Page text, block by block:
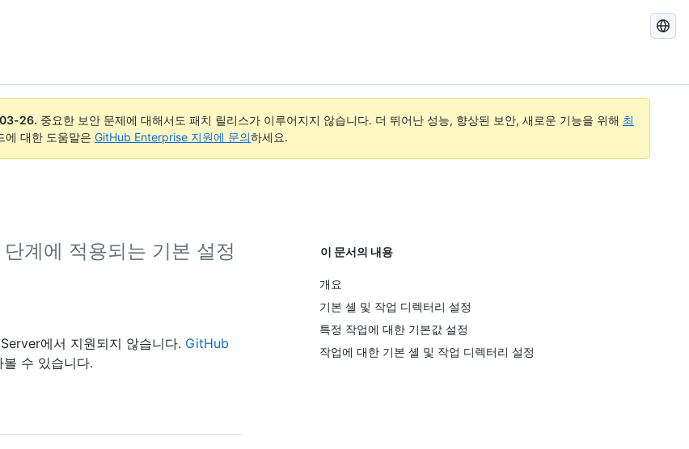
GitHub
색
26. 중요한 보안 문제에 대해서도 패치 릴리스가 이루어지지 않습니다. 더 뛰어난 성능, 향상된 보안, 새로운 기능을 위해 최
에 대한 도움말은 GitHub Enterprise 지원에 문의하세요.
계에 적용되는 기본 설정
이 문서의 내용
개요
기본 셸 및 작업 디렉터리 설정
특정 작업에 대한 기본값 설정
작업에 대한 기본 셸 및 작업 디렉터리 설정
에서 지원되지 않습니다. GitHub
수 있습니다.